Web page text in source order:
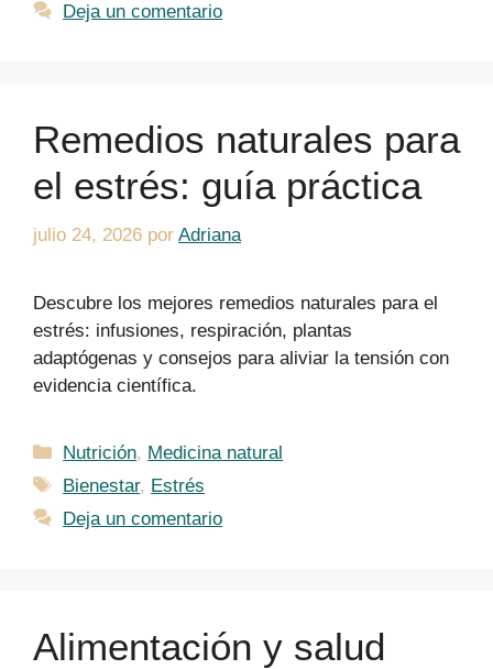
Deja un comentario
Remedios naturales para
el estrés: guía práctica
julio 24, 2026 por Adriana
Descubre los mejores remedios naturales para el
estrés: infusiones, respiración, plantas
adaptógenas y consejos para aliviar la tensión con
evidencia científica.
Categorías
Nutrición, Medicina natural
Etiquetas
Bienestar, Estrés
Deja un comentario
Alimentación y salud